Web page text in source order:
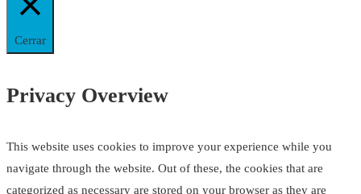
Cerrar
Privacy Overview
This website uses cookies to improve your experience while you
navigate through the website. Out of these, the cookies that are
categorized as necessary are stored on your browser as they are